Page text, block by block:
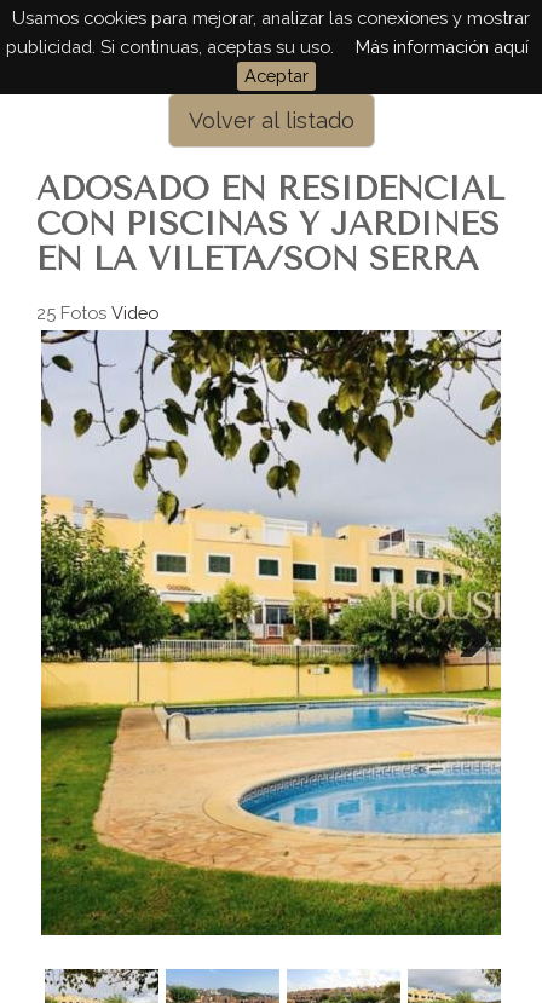
Usamos cookies para mejorar, analizar las conexiones y mostrar
publicidad. Si continuas, aceptas su uso.
Más información aquí
Aceptar
Volver al listado
ADOSADO EN RESIDENCIAL
CON PISCINAS Y JARDINES
EN LA VILETA/SON SERRA
25 Fotos Video
Next